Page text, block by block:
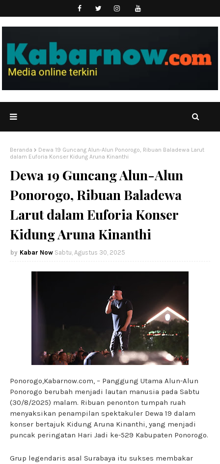
Beranda
Dewa 19 Guncang Alun-Alun Ponorogo, Ribuan Baladewa Larut
dalam Euforia Konser Kidung Aruna Kinanthi
Dewa 19 Guncang Alun-Alun
Ponorogo, Ribuan Baladewa
Larut dalam Euforia Konser
Kidung Aruna Kinanthi
Kabar Now Sabtu, Agustus 30, 2025
Ponorogo,Kabarnow.com, – Panggung Utama Alun-Alun
Ponorogo berubah menjadi lautan manusia pada Sabtu
(30/8/2025) malam. Ribuan penonton tumpah ruah
menyaksikan penampilan spektakuler Dewa 19 dalam
konser bertajuk Kidung Aruna Kinanthi, yang menjadi
puncak peringatan Hari Jadi ke-529 Kabupaten Ponorogo.
Grup legendaris asal Surabaya itu sukses membakar